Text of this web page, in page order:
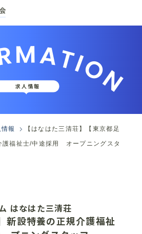
求人情報
報 【はなはた三清荘】【東京都足
護福祉士/中途採用 オープニングスタ
はなはた三清荘
新設特養の正規介護福祉